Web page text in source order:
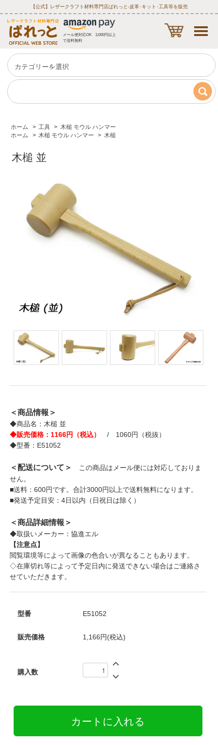
【公式】レザークラフト材料専門店ぱれっと‐皮革･キット･工具等を販売
メール便対応OK 3,000円以上
で送料無料
ホーム > 工具 > 木槌 モウル ハンマー
ホーム
> 木槌 モウル ハンマー > 木槌
木槌 並
＜商品情報＞
◆商品名：木槌 並
◆販売価格：1166円（税込）
/ 1060円（税抜）
◆型番：E51052
＜配送について＞
この商品はメール便には対応しておりま
せん。
■送料：600円です。合計3000円以上で送料無料になります。
■発送予定目安：4日以内（日祝日は除く）
＜商品詳細情報＞
◆取扱いメーカー：協進エル
【注意点】
閲覧環境等によって画像の色合いが異なることもあります。
◇在庫切れ等によって予定日内に発送できない場合はご連絡さ
せていただきます。
型番 E51052
販売価格 1,166円(税込)
購入数